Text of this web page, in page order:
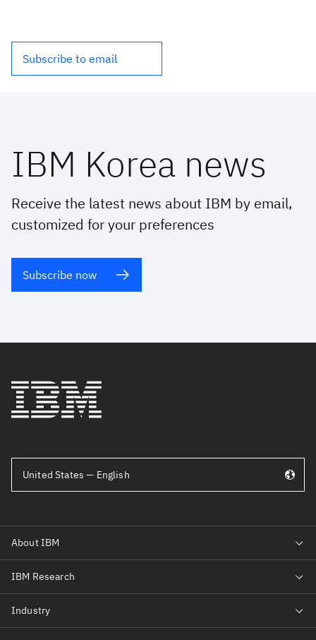
Subscribe to email
IBM Korea news
Receive the latest news about IBM by email,
customized for your preferences
Subscribe now
United States — English